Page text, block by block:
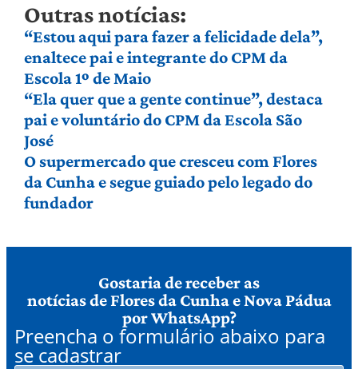
Outras notícias:
“Estou aqui para fazer a felicidade dela”,
enaltece pai e integrante do CPM da
Escola 1º de Maio
“Ela quer que a gente continue”, destaca
pai e voluntário do CPM da Escola São
José
O supermercado que cresceu com Flores
da Cunha e segue guiado pelo legado do
fundador
Gostaria de receber as
notícias de Flores da Cunha e Nova Pádua
por WhatsApp?
Preencha o formulário abaixo para
se cadastrar